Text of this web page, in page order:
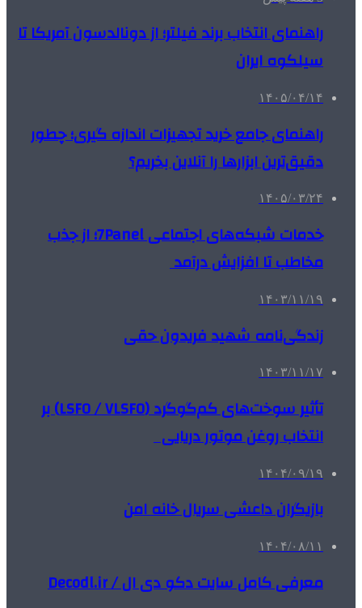
راهنمای انتخاب برند فیلتر؛ از دونالدسون آمریکا تا
سیلکوه ایران
۱۴۰۵/۰۴/۱۴
راهنمای جامع خرید تجهیزات اندازه گیری؛ چطور
دقیق‌ترین ابزارها را آنلاین بخریم؟
۱۴۰۵/۰۳/۲۴
خدمات شبکه‌های اجتماعی 7Panel؛ از جذب
مخاطب تا افزایش درآمد
۱۴۰۳/۱۱/۱۹
زندگی‌نامه شهید فریدون حقی
۱۴۰۳/۱۱/۱۷
تأثیر سوخت‌های کم‌گوگرد (LSFO / VLSFO) بر
انتخاب روغن موتور دریایی
۱۴۰۴/۰۹/۱۹
بازیگران داعشی سریال خانه امن
۱۴۰۴/۰۸/۱۱
معرفی کامل سایت دکو دی ال / Decodl.ir